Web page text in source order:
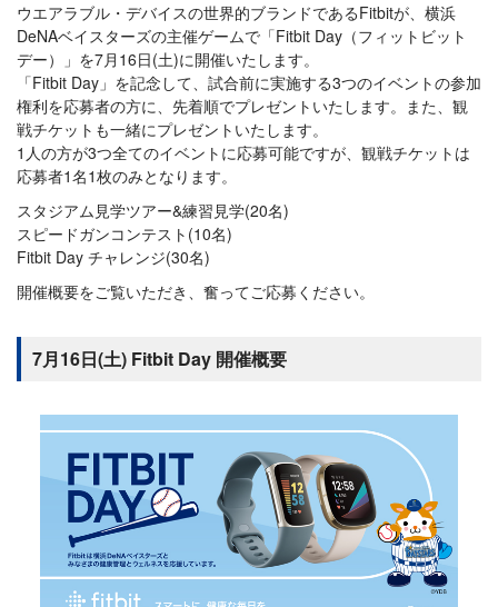
ウエアラブル・デバイスの世界的ブランドであるFitbitが、横浜
DeNAベイスターズの主催ゲームで「Fitbit Day（フィットビット
デー）」を7月16日(土)に開催いたします。
「Fitbit Day」を記念して、試合前に実施する3つのイベントの参加
権利を応募者の方に、先着順でプレゼントいたします。また、観
戦チケットも一緒にプレゼントいたします。
1人の方が3つ全てのイベントに応募可能ですが、観戦チケットは
応募者1名1枚のみとなります。
スタジアム見学ツアー&練習見学(20名)
スピードガンコンテスト(10名)
Fitbit Day チャレンジ(30名)
開催概要をご覧いただき、奮ってご応募ください。
7月16日(土) Fitbit Day 開催概要